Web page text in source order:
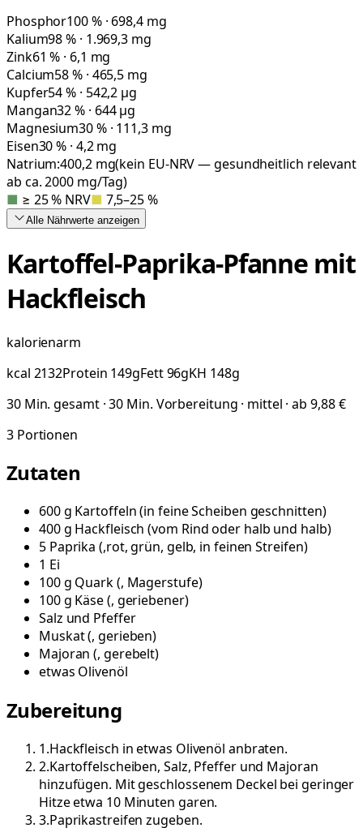
Phosphor100 % · 698,4 mg
Kalium98 % · 1.969,3 mg
Zink61 % · 6,1 mg
Calcium58 % · 465,5 mg
Kupfer54 % · 542,2 µg
Mangan32 % · 644 µg
Magnesium30 % · 111,3 mg
Eisen30 % · 4,2 mg
Natrium:400,2mg(kein EU-NRV — gesundheitlich relevant
ab ca. 2000 mg/Tag)
■ ≥ 25 % NRV■ 7,5–25 %
Alle Nährwerte anzeigen
Kartoffel-Paprika-Pfanne mit
Hackfleisch
kalorienarm
kcal 2132Protein 149gFett96gKH 148g
30 Min. gesamt · 30 Min. Vorbereitung · mittel · ab 9,88 €
3 Portionen
Zutaten
600g Kartoffeln(in feine Scheiben geschnitten)
400g Hackfleisch (vom Rind oder halb und halb)
5 Paprika (,rot, grün, gelb, in feinen Streifen)
1 Ei
100g Quark(, Magerstufe)
100g Käse(, geriebener)
Salz und Pfeffer
Muskat(, gerieben)
Majoran (, gerebelt)
etwas Olivenöl
Zubereitung
1.Hackfleisch in etwas Olivenöl anbraten.
2.Kartoffelscheiben, Salz, Pfeffer und Majoran
hinzufügen. Mit geschlossenem Deckel bei geringer
Hitze etwa 10 Minuten garen.
3.Paprikastreifen zugeben.